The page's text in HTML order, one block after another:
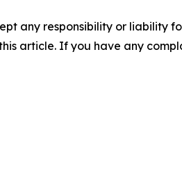
any responsibility or liability
article. If you have any